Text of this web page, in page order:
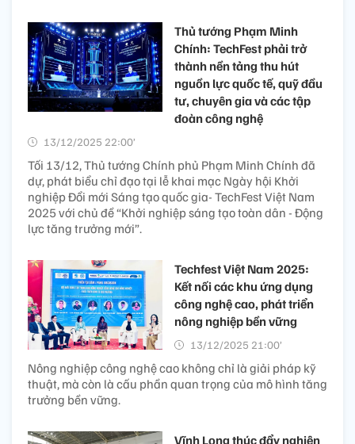
Thủ tướng Phạm Minh
Chính: TechFest phải trở
thành nền tảng thu hút
nguồn lực quốc tế, quỹ đầu
tư, chuyên gia và các tập
đoàn công nghệ
13/12/2025 22:00’
Tối 13/12, Thủ tướng Chính phủ Phạm Minh Chính đã
dự, phát biểu chỉ đạo tại lễ khai mạc Ngày hội Khởi
nghiệp Đổi mới Sáng tạo quốc gia- TechFest Việt Nam
2025 với chủ đề “Khởi nghiệp sáng tạo toàn dân - Động
lực tăng trưởng mới”.
Techfest Việt Nam 2025:
Kết nối các khu ứng dụng
công nghệ cao, phát triển
nông nghiệp bền vững
13/12/2025 21:00’
Nông nghiệp công nghệ cao không chỉ là giải pháp kỹ
thuật, mà còn là cấu phần quan trọng của mô hình tăng
trưởng bền vững.
Vĩnh Long thúc đẩy nghiên